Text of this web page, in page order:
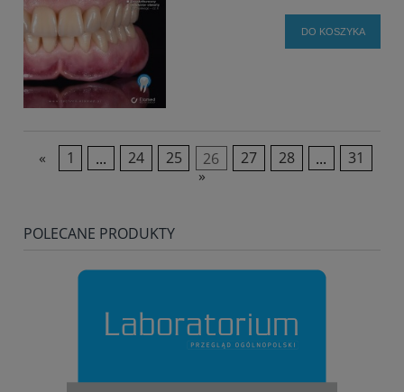
DO KOSZYKA
« 1 ... 24 25 26 27 28 ...
31
»
POLECANE PRODUKTY